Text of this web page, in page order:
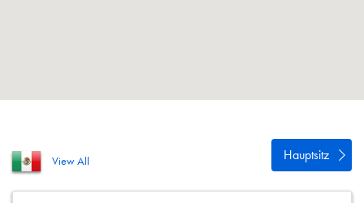
View All Hauptsitz
Sitemap
Einloggen